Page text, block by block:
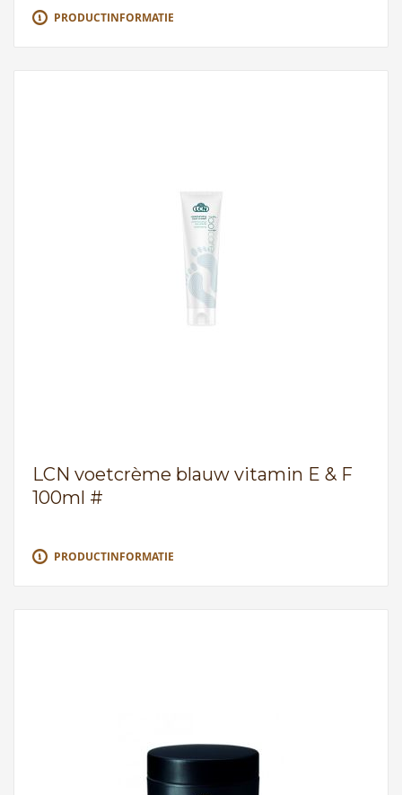
PRODUCTINFORMATIE
LCN voetcrème blauw vitamin E & F
100ml #
PRODUCTINFORMATIE